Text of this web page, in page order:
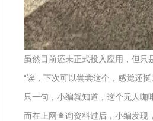
虽然目前还未正式投入应用，但
“诶，下次可以尝尝这个，感觉还挺
只一句，小编就知道，这个无人
而在上网查询资料过后，小编发现